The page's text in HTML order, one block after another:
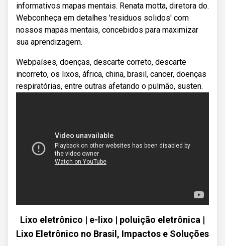
informativos mapas mentais. Renata motta, diretora do.
Webconheça em detalhes 'residuos solidos' com
nossos mapas mentais, concebidos para maximizar
sua aprendizagem.
Webpaíses, doenças, descarte correto, descarte
incorreto, os lixos, áfrica, china, brasil, cancer, doenças
respiratórias, entre outras afetando o pulmão, susten.
Lixo eletrônico | e-lixo | poluição eletrônica |
Lixo Eletrônico no Brasil, Impactos e Soluções